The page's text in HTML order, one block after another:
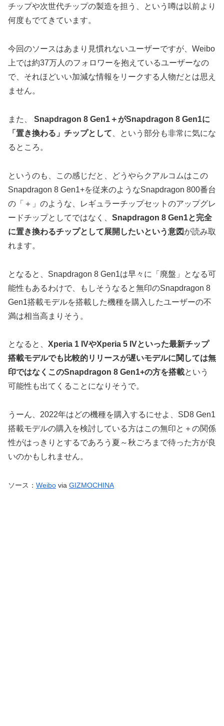
チップや次世代チップの製造を担う、という噂は以前より
何度もでてきています。
今回のソースはあまり見慣れないユーザーですが、Weibo
上では約37万人のフォロワーを抱えているユーザーなの
で、それほどいい加減な情報をリークする人物だとは思え
ません。
また、
Snapdragon 8 Gen1＋がSnapdragon 8 Gen1に
「置き換わる」チップとして 、という部分も非常に気にな
るところ。
というのも、この感じだと、どうやらクアルコムはこの
Snapdragon 8 Gen1+を従来のようなSnapdragon 800番台
の「＋」のような、レギュラーチップセットのアップグレ
ードチップとしてではなく、 Snapdragon 8 Gen1と完全
に置き換わるチップとして展開したいという意図 が読み取
れます。
となると、Snapdragon 8 Gen1は早々に「廃盤」となる可
能性もあるわけで、もしそうなると無印のSnapdragon 8
Gen1搭載モデルを搭載した機種を購入したユーザーの不
満は相当高まりそう。
となると、 Xperia 1 IVやXperia 5 IVといった最新チップ
搭載モデルでも比較的リリースが遅いモデルに関しては無
印ではなくこのSnapdragon 8 Gen1+の方を搭載という
可能性も出てくることになりそうで。
うーん、2022年はどの機種を購入するにせよ、SD8 Gen1
搭載モデルの購入を検討している方はこの無印と＋の関係
性がはっきりとするであろう夏～秋ごろまで待った方が良
いのかもしれません。
ソース： Weibo via GIZMOCHINA